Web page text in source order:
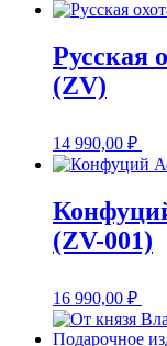
Русская
(ZV)
14 990,00 ₽
(ZV-001)
16 990,00 ₽